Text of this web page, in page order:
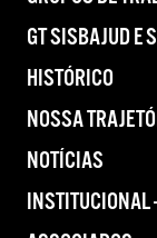
GT SISBAJUD E
HISTÓRICO
NOSSA
NOTÍCIAS
INSTITUCIONAL